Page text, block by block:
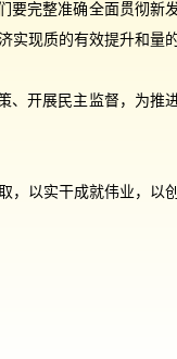
要完整准确全面贯彻新
实现质的有效提升和量
、开展民主监督，为推
以实干成就伟业，以